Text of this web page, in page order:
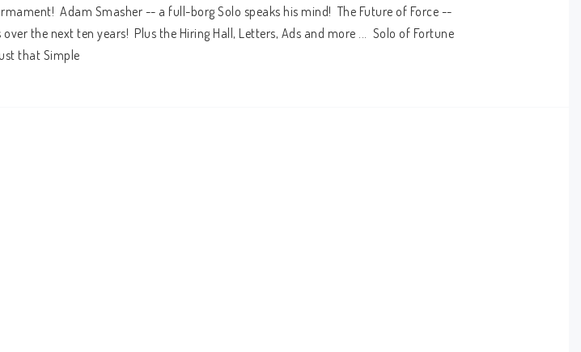
Adam Smasher -- a full-borg Solo speaks his mind!  The Future of Force --
the next ten years!  Plus the Hiring Hall, Letters, Ads and more ...  Solo of Fortune
that Simple